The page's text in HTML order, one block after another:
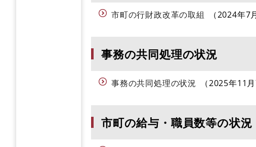
市町の行財政改革の取組 2024年7
事務の共同処理の状況
事務の共同処理の状況 2025年11
市町の給与・職員数等の状況